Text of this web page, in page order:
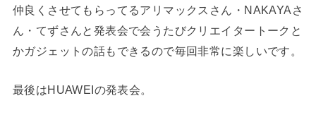
仲良くさせてもらってるアリマックスさん・NAKAYAさ
ん・てずさんと発表会で会うたびクリエイタートークと
かガジェットの話もできるので毎回非常に楽しいです。
最後はHUAWEIの発表会。